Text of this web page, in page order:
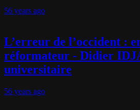
56 years ago
L’erreur de l’occident :
réformateur - Didier
universitaire
56 years ago